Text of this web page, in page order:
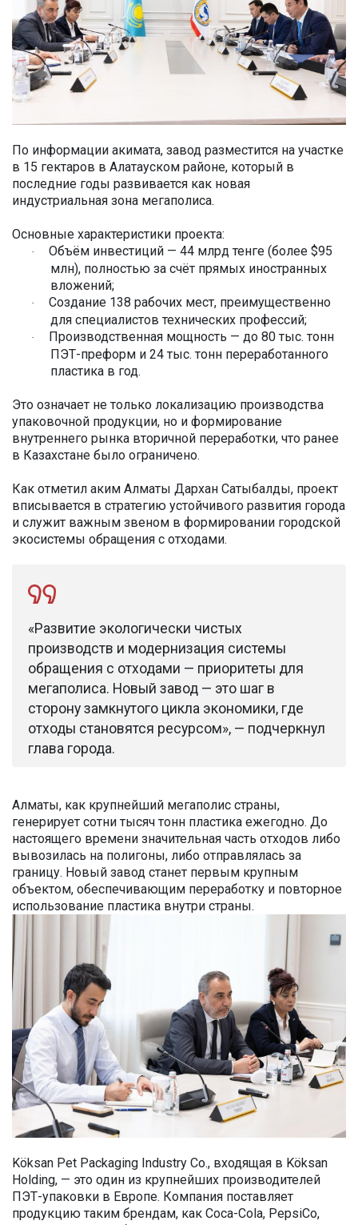
По информации акимата, завод разместится на участке
в 15 гектаров в Алатауском районе, который в
последние годы развивается как новая
индустриальная зона мегаполиса.
Основные характеристики проекта:
·
Объём инвестиций — 44 млрд тенге (более $95
млн), полностью за счёт прямых иностранных
вложений;
·
Создание 138 рабочих мест, преимущественно
для специалистов технических профессий;
·
Производственная мощность — до 80 тыс. тонн
ПЭТ-преформ и 24 тыс. тонн переработанного
пластика в год.
Это означает не только локализацию производства
упаковочной продукции, но и формирование
внутреннего рынка вторичной переработки, что ранее
в Казахстане было ограничено.
Как отметил аким Алматы Дархан Сатыбалды, проект
вписывается в стратегию устойчивого развития города
и служит важным звеном в формировании городской
экосистемы обращения с отходами.
«Развитие экологически чистых
производств и модернизация системы
обращения с отходами — приоритеты для
мегаполиса. Новый завод — это шаг в
сторону замкнутого цикла экономики, где
отходы становятся ресурсом», — подчеркнул
глава города.
Алматы, как крупнейший мегаполис страны,
генерирует сотни тысяч тонн пластика ежегодно. До
настоящего времени значительная часть отходов либо
вывозилась на полигоны, либо отправлялась за
границу. Новый завод станет первым крупным
объектом, обеспечивающим переработку и повторное
использование пластика внутри страны.
Köksan Pet Packaging Industry Co., входящая в Köksan
Holding, — это один из крупнейших производителей
ПЭТ-упаковки в Европе. Компания поставляет
продукцию таким брендам, как Coca-Cola, PepsiCo,